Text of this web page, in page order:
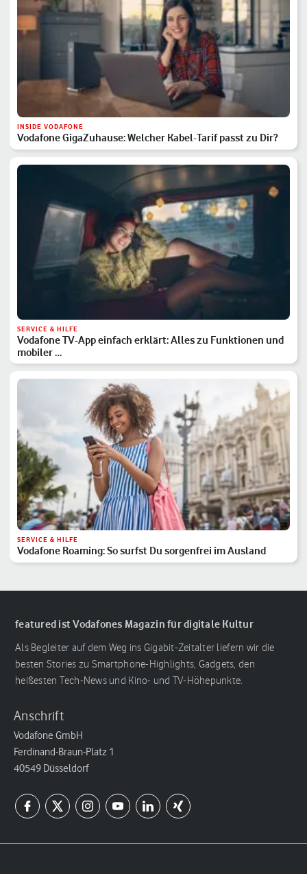
INSIDE VODAFONE
Vodafone GigaZuhause: Welcher Kabel-Tarif passt zu Dir?
SERVICE & HILFE
Vodafone TV-App einfach erklärt: Alles zu Funktionen und
mobiler …
SERVICE & HILFE
Vodafone Roaming: So surfst Du sorgenfrei im Ausland
featured ist Vodafones Magazin für digitale Kultur
Als Begleiter auf dem Weg ins Gigabit-Zeitalter liefern wir die
besten Stories zu Smartphone-Highlights, Gadgets, den
heißesten Tech-News und Kino- und TV-Höhepunkte.
Anschrift
Vodafone GmbH
Ferdinand-Braun-Platz 1
40549 Düsseldorf